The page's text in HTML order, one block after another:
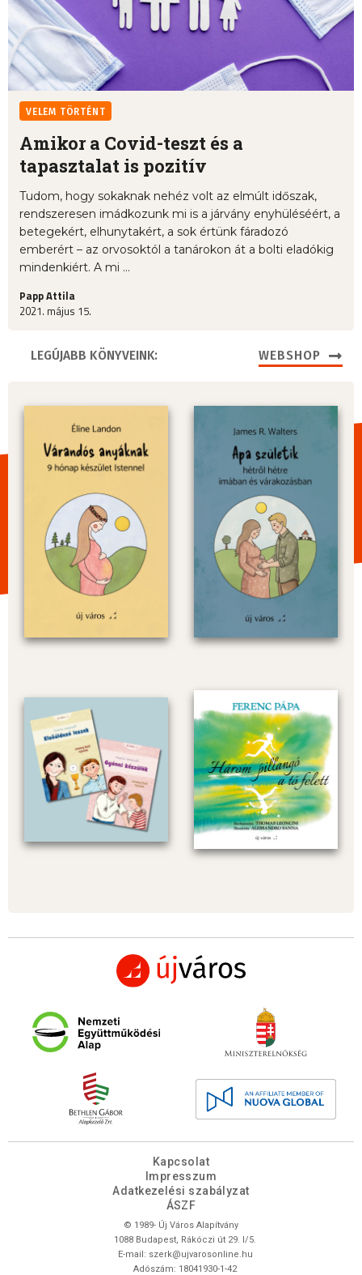
VELEM TÖRTÉNT
Amikor a Covid-teszt és a
tapasztalat is pozitív
Tudom, hogy sokaknak nehéz volt az elmúlt időszak,
rendszeresen imádkozunk mi is a járvány enyhüléséért, a
betegekért, elhunytakért, a sok értünk fáradozó
emberért – az orvosoktól a tanárokon át a bolti eladókig
mindenkiért. A mi ...
Papp Attila
2021. május 15.
LEGÚJABB KÖNYVEINK: WEBSHOP
Kapcsolat
Impresszum
Adatkezelési szabályzat
ÁSZF
© 1989- Új Város Alapítvány
1088 Budapest, Rákóczi út 29. I/5.
E-mail: szerk@ujvarosonline.hu
Adószám: 18041930-1-42